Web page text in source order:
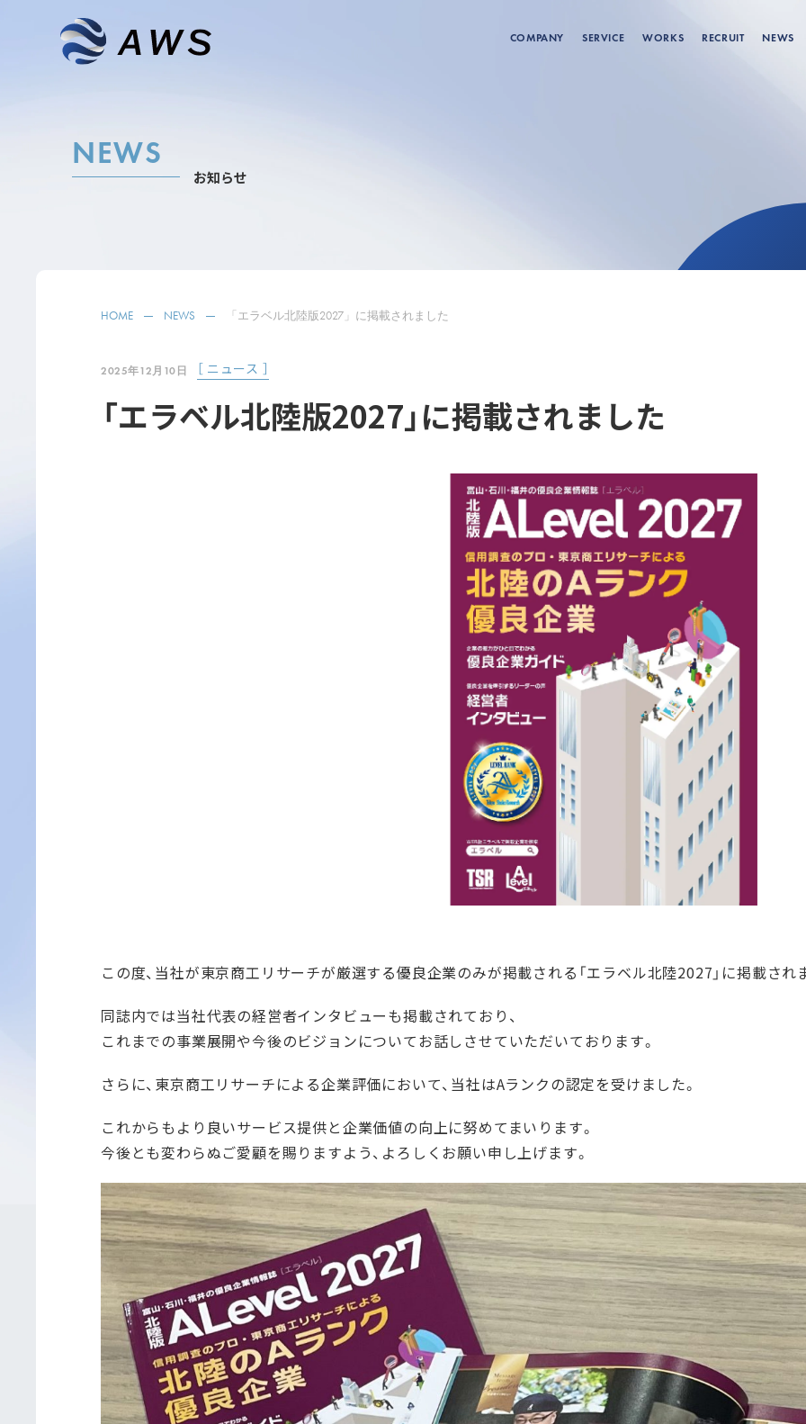
COMPANY SERVICE WORKS RECRUIT NEWS
NEWS
お知らせ
HOME NEWS 「エラベル北陸版2027」に掲載されました
2025年12月10日 ［ ニュース ］
「エラベル北陸版2027」に掲載されました
この度、当社が東京商工リサーチが厳選する優良企業のみが掲載される「エラベル北陸2027」に掲載され
同誌内では当社代表の経営者インタビューも掲載されており、
これまでの事業展開や今後のビジョンについてお話しさせていただいております。
さらに、東京商工リサーチによる企業評価において、当社はAランクの認定を受けました。
これからもより良いサービス提供と企業価値の向上に努めてまいります。
今後とも変わらぬご愛顧を賜りますよう、よろしくお願い申し上げます。